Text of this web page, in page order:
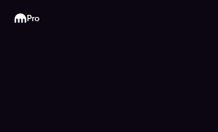
Kraken
Pro